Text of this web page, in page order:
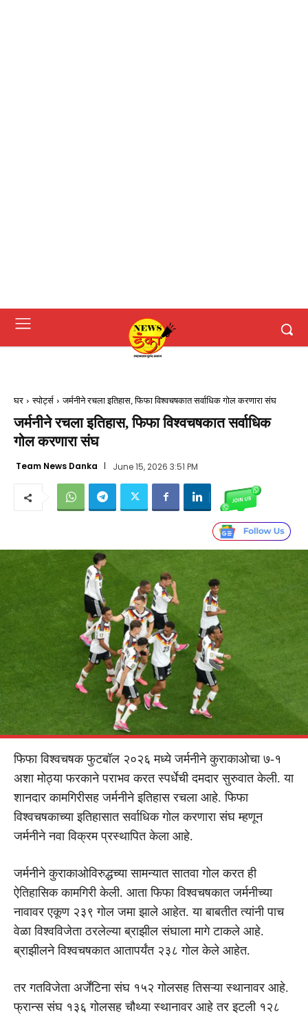
घर स्पोर्ट्स जर्मनीने रचला इतिहास, फिफा विश्वचषकात सर्वाधिक गोल करणारा संघ
जर्मनीने रचला इतिहास, फिफा विश्वचषकात सर्वाधिक
गोल करणारा संघ
Team News Danka June 15, 2026 3:51 PM
फिफा विश्वचषक फुटबॉल २०२६ मध्ये जर्मनीने कुराकाओचा ७-१
अशा मोठ्या फरकाने पराभव करत स्पर्धेची दमदार सुरुवात केली. या
शानदार कामगिरीसह जर्मनीने इतिहास रचला आहे. फिफा
विश्वचषकाच्या इतिहासात सर्वाधिक गोल करणारा संघ म्हणून
जर्मनीने नवा विक्रम प्रस्थापित केला आहे.
जर्मनीने कुराकाओविरुद्धच्या सामन्यात सातवा गोल करत ही
ऐतिहासिक कामगिरी केली. आता फिफा विश्वचषकात जर्मनीच्या
नावावर एकूण २३९ गोल जमा झाले आहेत. या बाबतीत त्यांनी पाच
वेळा विश्वविजेता ठरलेल्या ब्राझील संघाला मागे टाकले आहे.
ब्राझीलने विश्वचषकात आतापर्यंत २३८ गोल केले आहेत.
तर गतविजेता अर्जेंटिना संघ १५२ गोलसह तिसऱ्या स्थानावर आहे.
फ्रान्स संघ १३६ गोलसह चौथ्या स्थानावर आहे तर इटली १२८